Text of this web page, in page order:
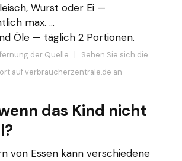
Wurst oder Ei —
max. ...
Öle — täglich 2 Portionen.
der Quelle | Sehen Sie sich die
auf verbraucherzentrale.de an
das Kind nicht
von Essen kann verschiedene